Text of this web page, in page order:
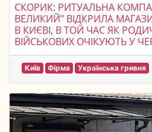
СКОРИК: РИТУАЛЬНА
ВЕЛИКИЙ" ВІДКРИЛА
В КИЄВІ, В ТОЙ ЧАС ЯК
ВІЙСЬКОВИХ ОЧІКУЮТЬ У
Київ Фірма Українська гривня